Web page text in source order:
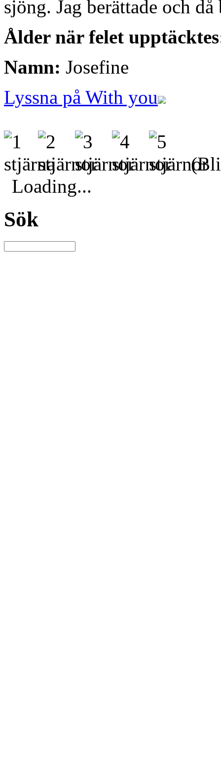
sjöng. Jag berättade och
Ålder när felet
Namn: Josefine
Lyssna på With you
(Bli
Loading...
Sök